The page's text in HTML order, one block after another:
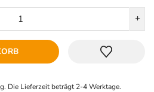
+
Die Lieferzeit beträgt 2-4 Werktage.